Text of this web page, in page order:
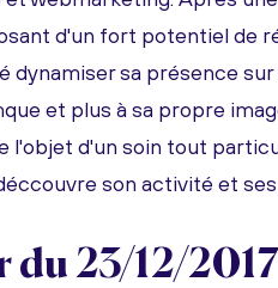
d'un fort potentiel de
dynamiser sa présence
et plus à sa propre
l'objet d'un soin tout
son activité et
du 23/12/2017